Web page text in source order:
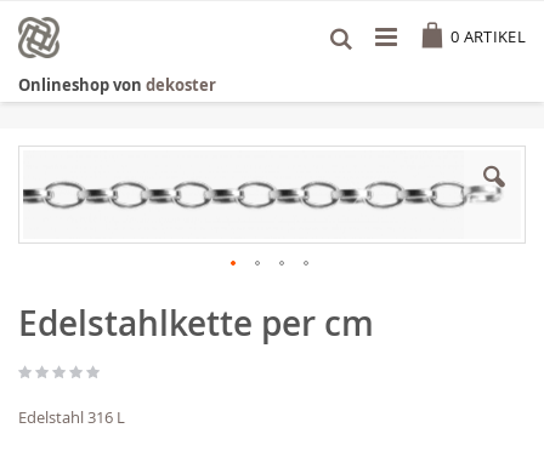
Inhalt
springen
0 ARTIKEL
Onlineshop von dekoster
Ende
der
springen
Anfang
der
springen
Edelstahlkette per cm
Edelstahl 316 L